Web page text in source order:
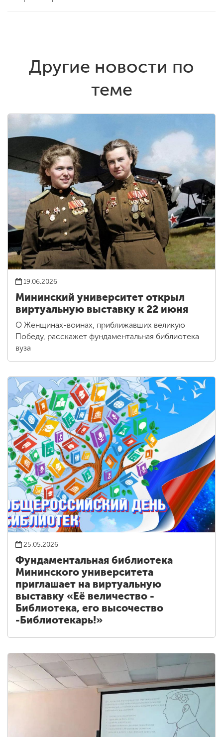
Другие новости по
теме
19.06.2026
Мининский университет открыл
виртуальную выставку к 22 июня
О Женщинах-воинах, приближавших великую
Победу, расскажет фундаментальная библиотека
вуза
25.05.2026
Фундаментальная библиотека
Мининского университета
приглашает на виртуальную
выставку «Её величество -
Библиотека, его высочество
-Библиотекарь!»